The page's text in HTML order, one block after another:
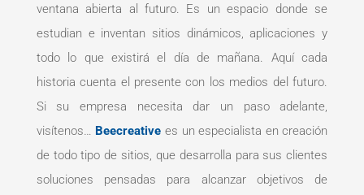
ventana abierta al futuro. Es un espacio donde se
estudian e inventan sitios dinámicos, aplicaciones y
todo lo que existirá el día de mañana. Aquí cada
historia cuenta el presente con los medios del futuro.
Si su empresa necesita dar un paso adelante,
visítenos… Beecreative es un especialista en creación
de todo tipo de sitios, que desarrolla para sus clientes
soluciones pensadas para alcanzar objetivos de